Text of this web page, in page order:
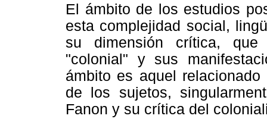
El ámbito de los estudios
esta complejidad social,
su dimensión crítica, que
"colonial" y sus
ámbito es aquel
de los sujetos,
Fanon y su crítica del